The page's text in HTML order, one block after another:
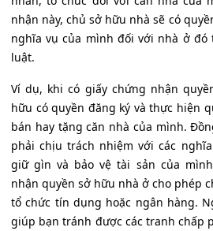
nhận này, chủ sở hữu nhà sẽ có
nghĩa vụ của mình đối với nhà ở đó
luật.
Ví dụ, khi có giấy chứng nhận
hữu có quyền đăng ký và thực hiện
bán hay tặng căn nhà của mình.
phải chịu trách nhiệm với các
giữ gìn và bảo vệ tài sản của
nhận quyền sở hữu nhà ở cho phép
tổ chức tín dụng hoặc ngân hàng.
giúp bạn tránh được các tranh chấp